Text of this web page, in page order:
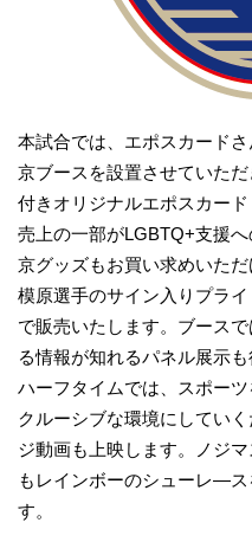
本試合では、エポスカード
京ブースを設置させていた
付きオリジナルエポスカー
売上の一部がLGBTQ+支援
京グッズもお買い求めいた
模原選手のサイン入りプラ
で販売いたします。ブース
る情報が知れるパネル展示
ハーフタイムでは、スポー
クルーシブな環境にしてい
ジ動画も上映します。ノジ
もレインボーのシューレ―
す。